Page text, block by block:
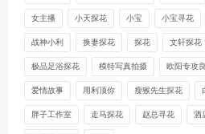
女主播 小天探花 小宝 小宝寻花
战神小利 换妻探花 探花 文轩探花
极品足浴探花 模特写真拍摄 欧阳专攻
爱情故事 用利顶你 瘦猴先生探花
胖子工作室 走马探花 赵总寻花 酒